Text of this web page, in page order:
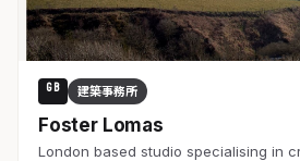
GB 建築事務所
Foster Lomas
London based studio specialising in